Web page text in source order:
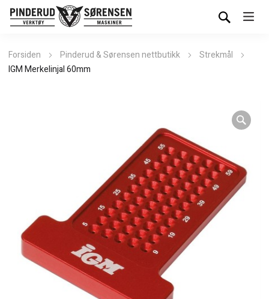
Forsiden Pinderud & Sørensen nettbutikk
Strekmål
IGM Merkelinjal 60mm